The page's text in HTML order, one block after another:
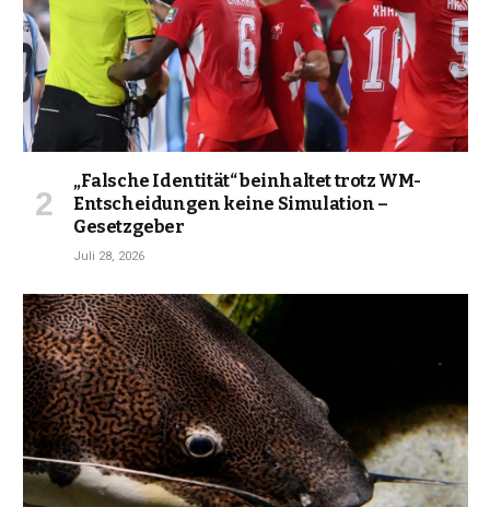
„Falsche Identität“ beinhaltet trotz WM-
Entscheidungen keine Simulation –
Gesetzgeber
Juli 28, 2026